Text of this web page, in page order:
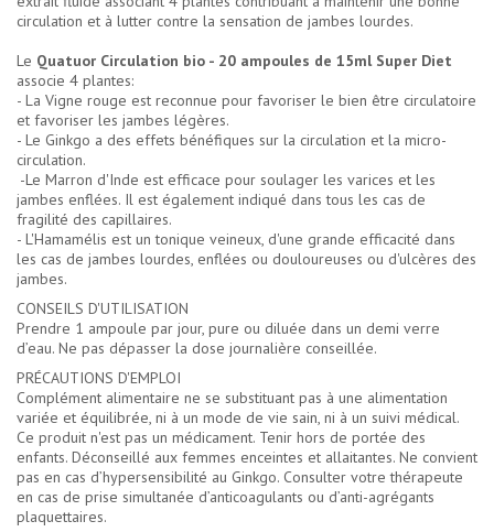
circulation et à lutter contre la sensation de jambes lourdes.
Le Quatuor Circulation bio - 20 ampoules de 15ml Super Diet
associe 4 plantes:
- La Vigne rouge est reconnue pour favoriser le bien être circulatoire
et favoriser les jambes légères.
- Le Ginkgo a des effets bénéfiques sur la circulation et la micro-
circulation.
-Le Marron d'Inde est efficace pour soulager les varices et les
jambes enflées. Il est également indiqué dans tous les cas de
fragilité des capillaires.
- L'Hamamélis est un tonique veineux, d'une grande efficacité dans
les cas de jambes lourdes, enflées ou douloureuses ou d'ulcères des
jambes.
CONSEILS D'UTILISATION
Prendre 1 ampoule par jour, pure ou diluée dans un demi verre
d’eau. Ne pas dépasser la dose journalière conseillée.
PRÉCAUTIONS D'EMPLOI
Complément alimentaire ne se substituant pas à une alimentation
variée et équilibrée, ni à un mode de vie sain, ni à un suivi médical.
Ce produit n'est pas un médicament. Tenir hors de portée des
enfants. Déconseillé aux femmes enceintes et allaitantes. Ne convient
pas en cas d’hypersensibilité au Ginkgo. Consulter votre thérapeute
en cas de prise simultanée d’anticoagulants ou d’anti-agrégants
plaquettaires.